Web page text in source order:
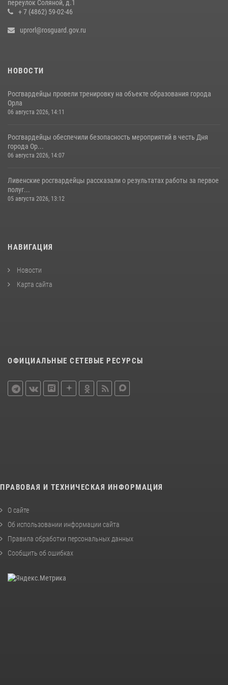
переулок Соляной, д.1
+ 7 (4862) 59-02-46
uprorl@rosguard.gov.ru
НОВОСТИ
Росгвардейцы провели тренировку на объекте образования города
Орла
06 августа 2026, 14:11
Росгвардейцы обеспечили безопасность мероприятий в честь Дня
города Ор...
06 августа 2026, 14:07
Ливенские росгвардейцы рассказали о результатах работы за первое
полуг...
05 августа 2026, 13:12
НАВИГАЦИЯ
Новости
Карта сайта
ОФИЦИАЛЬНЫЕ СЕТЕВЫЕ РЕСУРСЫ
ПРАВОВАЯ И ТЕХНИЧЕСКАЯ ИНФОРМАЦИЯ
О сайте
Об использовании информации сайта
Правила обработки персональных данных
Сообщить об ошибках